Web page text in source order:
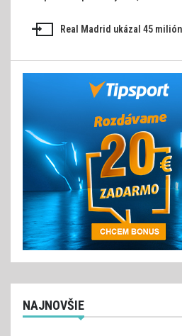
Real Madrid ukázal 45
NAJNOVŠIE